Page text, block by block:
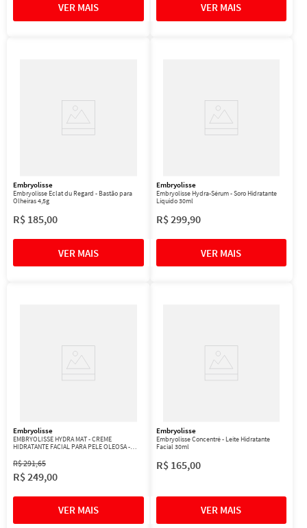
Embryolisse
Embryolisse Eclat du Regard - Bastão para
Olheiras 4,5g
R$ 185,00
Embryolisse
Embryolisse Hydra-Sérum - Soro Hidratante
Líquido 30ml
R$299,90
Embryolisse
EMBRYOLISSE HYDRA MAT - CREME
HIDRATANTE FACIAL PARA PELE OLEOSA -
R$291,65
R$249,00
Embryolisse
Embryolisse Concentré - Leite Hidratante
Facial 30ml
R$ 165,00